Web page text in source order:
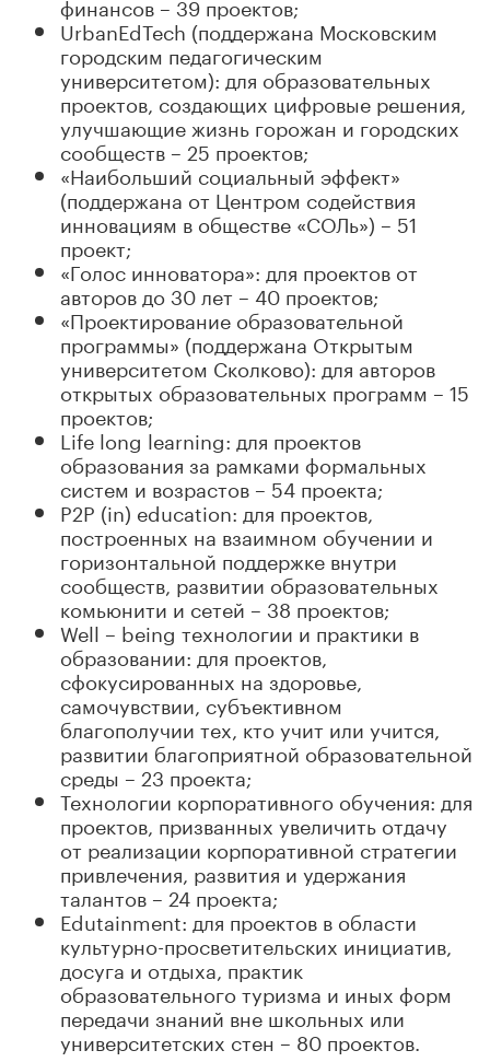
UrbanEdTech (поддержана Московским
городским педагогическим
университетом): для образовательных
проектов, создающих цифровые решения,
улучшающие жизнь горожан и городских
сообществ – 25 проектов;
«Наибольший социальный эффект»
(поддержана от Центром содействия
инновациям в обществе «СОЛь») – 51
проект;
«Голос инноватора»: для проектов от
авторов до 30 лет – 40 проектов;
«Проектирование образовательной
программы» (поддержана Открытым
университетом Сколково): для авторов
открытых образовательных программ – 15
проектов;
Life long learning: для проектов
образования за рамками формальных
систем и возрастов – 54 проекта;
P2P (in) education: для проектов,
построенных на взаимном обучении и
горизонтальной поддержке внутри
сообществ, развитии образовательных
комьюнити и сетей – 38 проектов;
Well – being технологии и практики в
образовании: для проектов,
сфокусированных на здоровье,
самочувствии, субъективном
благополучии тех, кто учит или учится,
развитии благоприятной образовательной
среды – 23 проекта;
Технологии корпоративного обучения: для
проектов, призванных увеличить отдачу
от реализации корпоративной стратегии
привлечения, развития и удержания
талантов – 24 проекта;
Edutainment: для проектов в области
культурно-просветительских инициатив,
досуга и отдыха, практик
образовательного туризма и иных форм
передачи знаний вне школьных или
университетских стен – 80 проектов.